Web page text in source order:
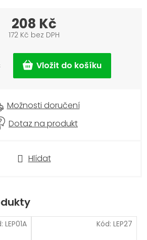
Hlídat
208 Kč
172 Kč bez DPH
cena:
Možnosti doručení
Dotaz na produkt
LEP01A Kód: LEP27